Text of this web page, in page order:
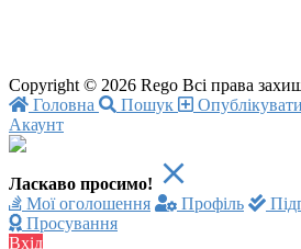
Copyright © 2026 Rego Всі права
Головна
Пошук Опублікувати
Акаунт
Ласкаво просимо!
Мої оголошення
Профіль
Просування
Вхід